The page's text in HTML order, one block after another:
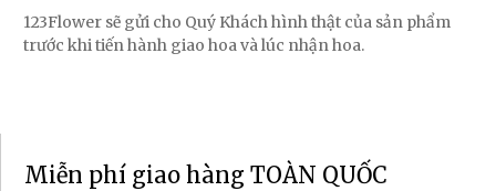
123Flower sẽ gửi cho Quý Khách hình thật của sản phẩm
trước khi tiến hành giao hoa và lúc nhận hoa.
Miễn phí giao hàng TOÀN QUỐC